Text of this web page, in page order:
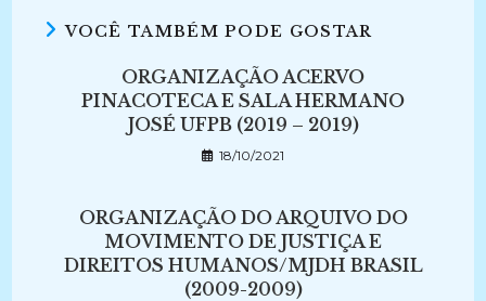
VOCÊ TAMBÉM PODE GOSTAR
ORGANIZAÇÃO ACERVO
PINACOTECA E SALA HERMANO
JOSÉ UFPB (2019 – 2019)
18/10/2021
ORGANIZAÇÃO DO ARQUIVO DO
MOVIMENTO DE JUSTIÇA E
DIREITOS HUMANOS/MJDH BRASIL
(2009-2009)